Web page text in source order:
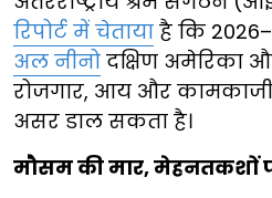
रिपोर्ट में चेताया है कि
अल नीनो दक्षिण अमेरिका
रोजगार, आय और कामकाजी
असर डाल सकता है।
मौसम की मार, मेहनतकशों